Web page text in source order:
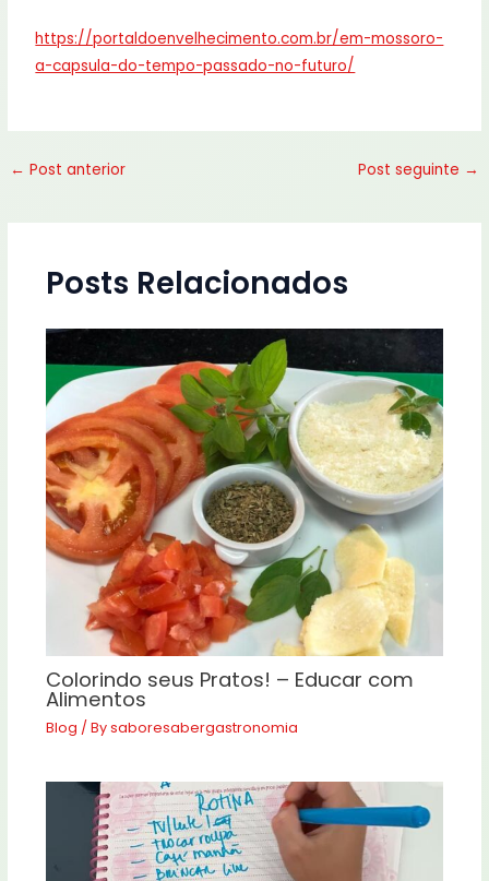
https://portaldoenvelhecimento.com.br/em-mossoro-
a-capsula-do-tempo-passado-no-futuro/
← Post anterior Post seguinte →
Posts Relacionados
Colorindo seus Pratos! – Educar com
Alimentos
Blog / Bysaboresabergastronomia